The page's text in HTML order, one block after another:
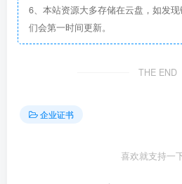
6、本站资源大多存储在云盘，如发
们会第一时间更新。
THE END
企业证书
喜欢就支持一